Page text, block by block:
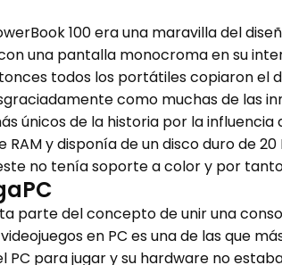
100 era una maravilla del
una pantalla monocroma en su
todos los portátiles copiaron el
como muchas de las
únicos de la historia por la influencia
RAM y disponía de un disco duro de
no tenía soporte a color y por
parte del concepto de unir una
en PC es una de las que
PC para jugar y su hardware no